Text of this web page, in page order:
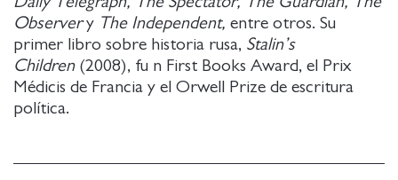
Observery The Independent, entre otros. Su
primer libro sobre historia rusa, Stalin’s
Children (2008), fu n First Books Award, el Prix
Médicis de Francia y el Orwell Prize de escritura
política.